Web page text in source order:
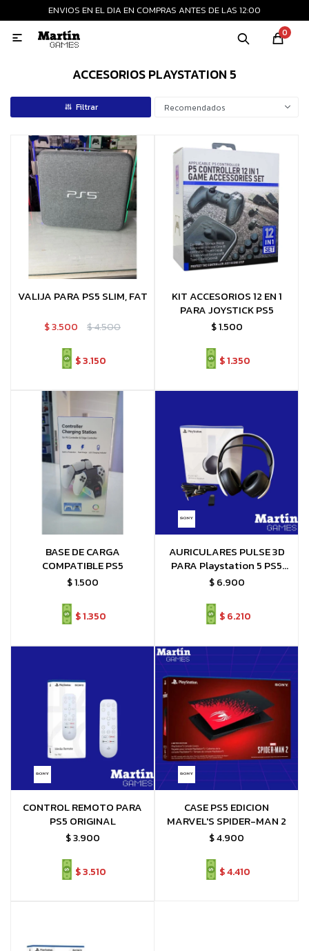
ENVIOS EN EL DIA EN COMPRAS ANTES DE LAS 12:00
0

ACCESORIOS PLAYSTATION 5
Recomendados
VALIJA PARA PS5 SLIM, FAT
$3.500 $4.500
$3.150
KIT ACCESORIOS 12 EN 1
PARA JOYSTICK PS5
$1.500
$1.350
BASE DE CARGA
COMPATIBLE PS5
$1.500
$1.350
AURICULARES PULSE 3D
PARA Playstation 5 PS5
ORIGINAL
$ 6.900
$ 6.210
CONTROL REMOTO PARA
PS5 ORIGINAL
$3.900
$3.510
CASE PS5 EDICION
MARVEL'S SPIDER-MAN 2
$4.900
$4.410
MI CUENTA
Consolas nuevas
Consolas recertificadas
Juegos